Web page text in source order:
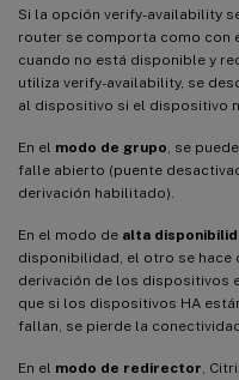
Si la opción verify-availability
router se comporta como con
cuando no está disponible y
utiliza verify-availability, se
al dispositivo si el dispositivo
En el modo de grupo , se
falle abierto (puente
derivación habilitado).
En el modo de alta
disponibilidad, el otro se hace
derivación de los dispositivos
que si los dispositivos HA
fallan, se pierde la
En el modo de redirector ,